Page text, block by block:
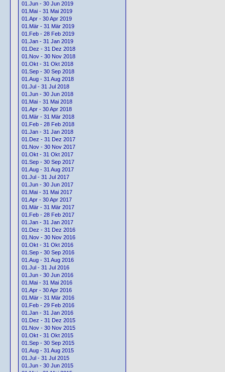
01.Jun - 30 Jun 2019
01.Mai - 31 Mai 2019
01.Apr - 30 Apr 2019
01.Mär - 31 Mär 2019
01.Feb - 28 Feb 2019
01.Jan - 31 Jan 2019
01.Dez - 31 Dez 2018
01.Nov - 30 Nov 2018
01.Okt - 31 Okt 2018
01.Sep - 30 Sep 2018
01.Aug - 31 Aug 2018
01.Jul - 31 Jul 2018
01.Jun - 30 Jun 2018
01.Mai - 31 Mai 2018
01.Apr - 30 Apr 2018
01.Mär - 31 Mär 2018
01.Feb - 28 Feb 2018
01.Jan - 31 Jan 2018
01.Dez - 31 Dez 2017
01.Nov - 30 Nov 2017
01.Okt - 31 Okt 2017
01.Sep - 30 Sep 2017
01.Aug - 31 Aug 2017
01.Jul - 31 Jul 2017
01.Jun - 30 Jun 2017
01.Mai - 31 Mai 2017
01.Apr - 30 Apr 2017
01.Mär - 31 Mär 2017
01.Feb - 28 Feb 2017
01.Jan - 31 Jan 2017
01.Dez - 31 Dez 2016
01.Nov - 30 Nov 2016
01.Okt - 31 Okt 2016
01.Sep - 30 Sep 2016
01.Aug - 31 Aug 2016
01.Jul - 31 Jul 2016
01.Jun - 30 Jun 2016
01.Mai - 31 Mai 2016
01.Apr - 30 Apr 2016
01.Mär - 31 Mär 2016
01.Feb - 29 Feb 2016
01.Jan - 31 Jan 2016
01.Dez - 31 Dez 2015
01.Nov - 30 Nov 2015
01.Okt - 31 Okt 2015
01.Sep - 30 Sep 2015
01.Aug - 31 Aug 2015
01.Jul - 31 Jul 2015
01.Jun - 30 Jun 2015